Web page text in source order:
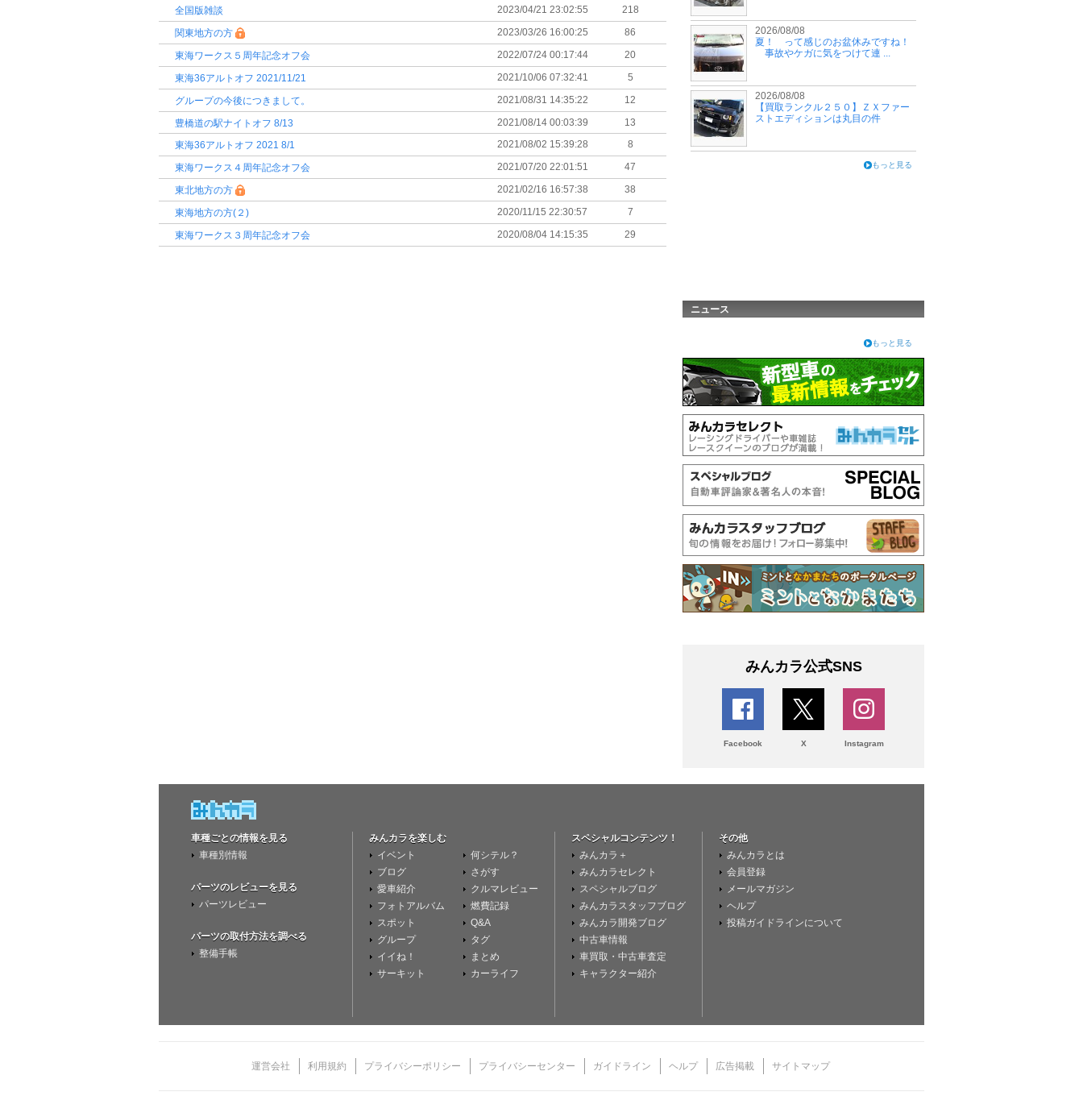
全国版雑談 2023/04/21 23:02:55 218
関東地方の方 2023/03/26 16:00:25 86
東海ワークス５周年記念オフ会 2022/07/24 00:17:44 20
東海36アルトオフ 2021/11/21 2021/10/06 07:32:41 5
グループの今後につきまして。 2021/08/31 14:35:22 12
豊橋道の駅ナイトオフ 8/13 2021/08/14 00:03:39 13
東海36アルトオフ 2021 8/1 2021/08/02 15:39:28 8
東海ワークス４周年記念オフ会 2021/07/20 22:01:51 47
東北地方の方 2021/02/16 16:57:38 38
東海地方の方(２) 2020/11/15 22:30:57 7
東海ワークス３周年記念オフ会 2020/08/04 14:15:35 29
2026/08/08
夏！ って感じのお盆休みですね！
事故やケガに気をつけて連 ...
2026/08/08
【買取ランクル２５０】ＺＸファー
ストエディションは丸目の件
もっと見る
ニュース
もっと見る
みんカラ公式SNS
Facebook X Instagram
車種ごとの情報を見る
車種別情報
パーツのレビューを見る
パーツレビュー
パーツの取付方法を調べる
整備手帳
みんカラを楽しむ
イベント
ブログ
愛車紹介
フォトアルバム
スポット
グループ
イイね！
サーキット
何シテル？
さがす
クルマレビュー
燃費記録
Q&A
タグ
まとめ
カーライフ
スペシャルコンテンツ！
みんカラ＋
みんカラセレクト
スペシャルブログ
みんカラスタッフブログ
みんカラ開発ブログ
中古車情報
車買取・中古車査定
キャラクター紹介
その他
みんカラとは
会員登録
メールマガジン
ヘルプ
投稿ガイドラインについて
運営会社 利用規約 プライバシーポリシー プライバシーセンター ガイドライン ヘルプ 広告掲載 サイトマップ